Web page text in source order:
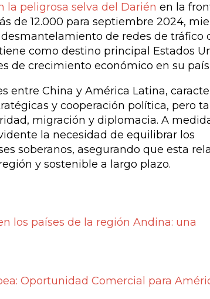
la peligrosa selva del Darién en la
de 12.000 para septiembre 2024,
de redes de tráfico
como destino principal Estados
de crecimiento económico en su país.
entre China y América Latina,
y cooperación política, pero
migración y diplomacia. A
la necesidad de equilibrar los
soberanos, asegurando que esta
y sostenible a largo plazo.
los países de la región Andina: una
Oportunidad Comercial para